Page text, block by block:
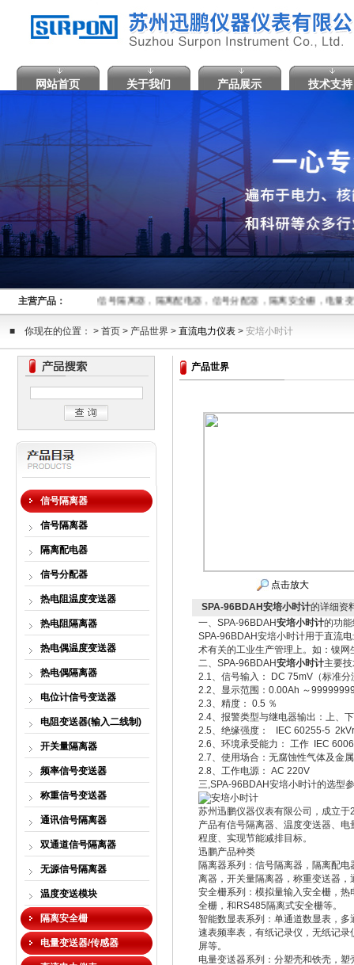
网站首页 关于我们 产品展示 技术支持
主营产品： 信号隔离器，隔离配电器，信号分配器，隔离安全栅，电量
■ 你现在的位置： > 首页 > 产品世界 > 直流电力仪表 > 安培小时计
信号隔离器
信号隔离器
隔离配电器
信号分配器
热电阻温度变送器
热电阻隔离器
热电偶温度变送器
热电偶隔离器
电位计信号变送器
电阻变送器(输入二线制)
开关量隔离器
频率信号变送器
称重信号变送器
通讯信号隔离器
双通道信号隔离器
无源信号隔离器
温度变送模块
隔离安全栅
电量变送器/传感器
产品世界
点击放大
SPA-96BDAH安培小时计的详细资
一、SPA-96BDAH安培小时计的功能
SPA-96BDAH安培小时计用于直流
术有关的工业生产管理上。如：镍
二、SPA-96BDAH安培小时计主要
2.1、信号输入： DC 75mV（标准分
2.2、显示范围：0.00Ah ～
2.3、精度： 0.5 ％
2.4、报警类型与继电器输出：上、
2.5、绝缘强度： IEC 60255-5
2.6、环境承受能力： 工作 IEC
2.7、使用场合：无腐蚀性气体及金
2.8、工作电源： AC 220V
三,SPA-96BDAH安培小时计的选型
苏州迅鹏仪器仪表有限公司，成立
产品有信号隔离器、温度变送器、
程度、实现节能减排目标。
迅鹏产品种类
隔离器系列：信号隔离器，隔离配
离器，开关量隔离器，称重变送器
安全栅系列：模拟量输入安全栅，
全栅，和RS485隔离式安全栅等。
智能数显表系列：单通道数显表，
速表频率表，有纸记录仪，无纸记
屏等。
电量变送器系列：分塑壳和铁壳，